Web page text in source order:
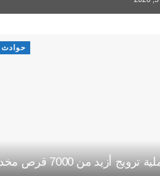
حوادث
إحباط عملية ترويج أزيد من 7000